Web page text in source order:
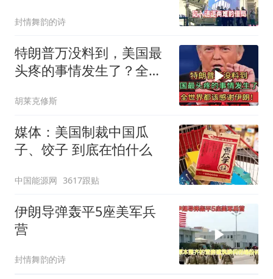
封情舞韵的诗
特朗普万没料到，美国最
头疼的事情发生了？全世
胡莱克修斯
媒体：美国制裁中国瓜
子、饺子 到底在怕什么
中国能源网 3617跟贴
伊朗导弹轰平5座美军兵
营
封情舞韵的诗